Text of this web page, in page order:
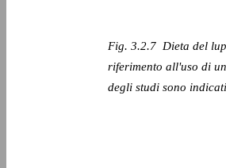
Fig. 3.2.7 ­ Dieta del
riferimento all'uso di
degli studi sono